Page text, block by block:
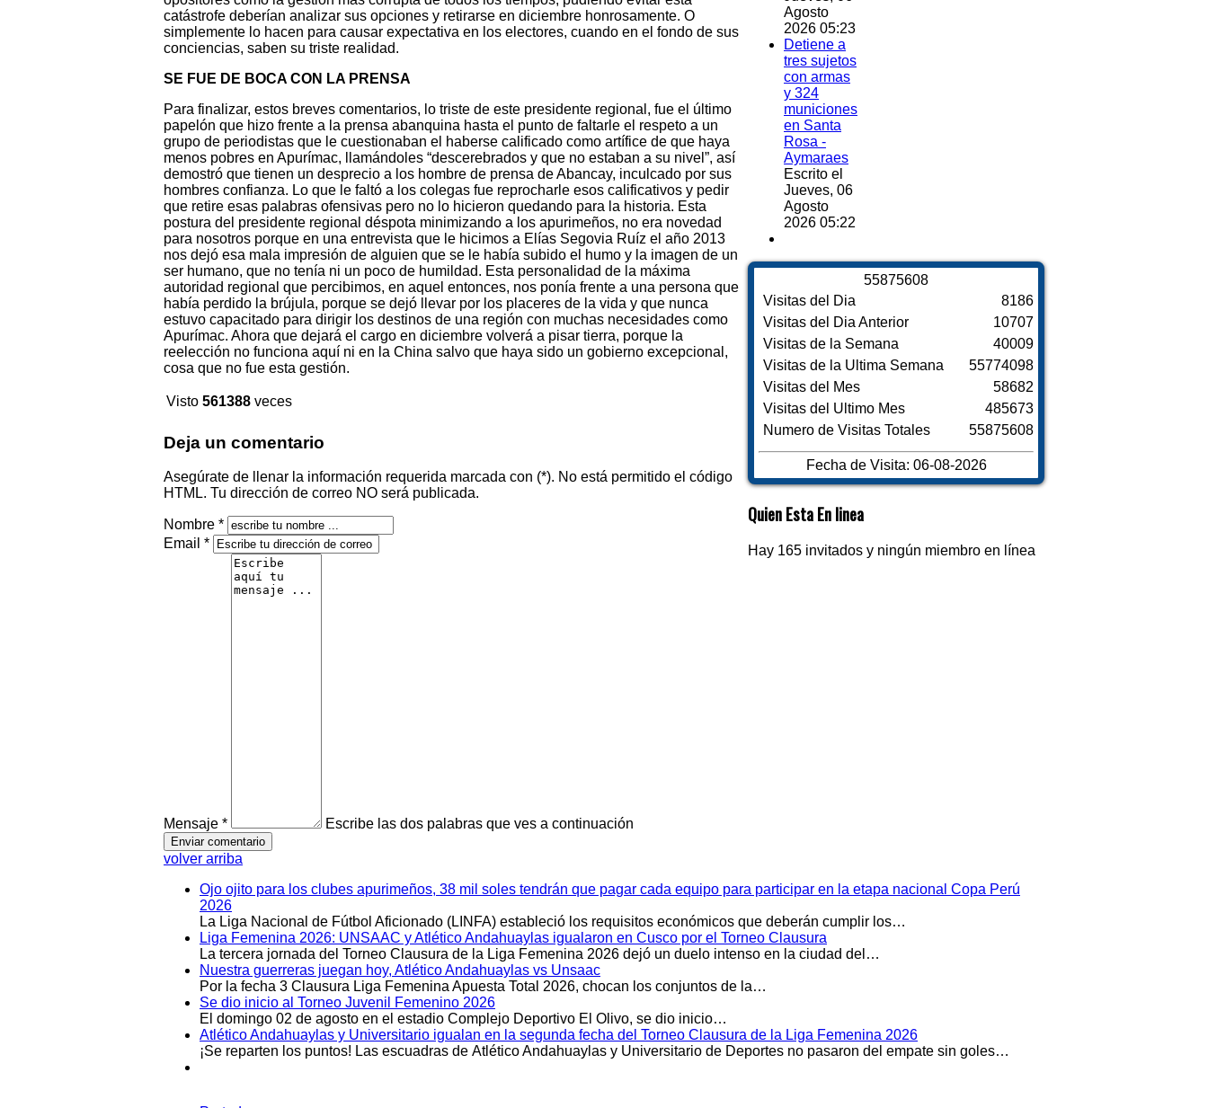
catástrofe deberían analizar sus opciones y retirarse en diciembre honrosamente. O
simplemente lo hacen para causar expectativa en los electores, cuando en el fondo de sus
conciencias, saben su triste realidad.
SE FUE DE BOCA CON LA PRENSA
Para finalizar, estos breves comentarios, lo triste de este presidente regional, fue el último
papelón que hizo frente a la prensa abanquina hasta el punto de faltarle el respeto a un
grupo de periodistas que le cuestionaban el haberse calificado como artífice de que haya
menos pobres en Apurímac, llamándoles “descerebrados y que no estaban a su nivel”, así
demostró que tienen un desprecio a los hombre de prensa de Abancay, inculcado por sus
hombres confianza. Lo que le faltó a los colegas fue reprocharle esos calificativos y pedir
que retire esas palabras ofensivas pero no lo hicieron quedando para la historia. Esta
postura del presidente regional déspota minimizando a los apurimeños, no era novedad
para nosotros porque en una entrevista que le hicimos a Elías Segovia Ruíz el año 2013
nos dejó esa mala impresión de alguien que se le había subido el humo y la imagen de un
ser humano, que no tenía ni un poco de humildad. Esta personalidad de la máxima
autoridad regional que percibimos, en aquel entonces, nos ponía frente a una persona que
había perdido la brújula, porque se dejó llevar por los placeres de la vida y que nunca
estuvo capacitado para dirigir los destinos de una región con muchas necesidades como
Apurímac. Ahora que dejará el cargo en diciembre volverá a pisar tierra, porque la
reelección no funciona aquí ni en la China salvo que haya sido un gobierno excepcional,
cosa que no fue esta gestión.
Visto 561388 veces
Deja un comentario
Asegúrate de llenar la información requerida marcada con (*). No está permitido el código
HTML. Tu dirección de correo NO será publicada.
Nombre *
Email *
Mensaje * Escribe las dos palabras que ves a continuación
volver arriba
Agosto
2026 05:23
Detiene a
tres sujetos
con armas
y 324
municiones
en Santa
Rosa -
Aymaraes
Escrito el
Jueves, 06
Agosto
2026 05:22
55875608
Visitas del Dia
Visitas del Dia Anterior
Visitas de la Semana
Visitas de la Ultima Semana
Visitas del Mes
Visitas del Ultimo Mes
Numero de Visitas Totales
8186
10707
40009
55774098
58682
485673
55875608
Fecha de Visita: 06-08-2026
Quien Esta En linea
Hay 165 invitados y ningún miembro en línea
Ojo ojito para los clubes apurimeños, 38 mil soles tendrán que pagar cada equipo para participar en la etapa nacional Copa Perú
2026
La Liga Nacional de Fútbol Aficionado (LINFA) estableció los requisitos económicos que deberán cumplir los…
Liga Femenina 2026: UNSAAC y Atlético Andahuaylas igualaron en Cusco por el Torneo Clausura
La tercera jornada del Torneo Clausura de la Liga Femenina 2026 dejó un duelo intenso en la ciudad del…
Nuestra guerreras juegan hoy, Atlético Andahuaylas vs Unsaac
Por la fecha 3 Clausura Liga Femenina Apuesta Total 2026, chocan los conjuntos de la…
Se dio inicio al Torneo Juvenil Femenino 2026
El domingo 02 de agosto en el estadio Complejo Deportivo El Olivo, se dio inicio…
Atlético Andahuaylas y Universitario igualan en la segunda fecha del Torneo Clausura de la Liga Femenina 2026
¡Se reparten los puntos! Las escuadras de Atlético Andahuaylas y Universitario de Deportes no pasaron del empate sin goles…